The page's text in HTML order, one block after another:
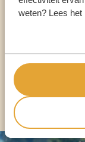
weten? Lees het
ONZE